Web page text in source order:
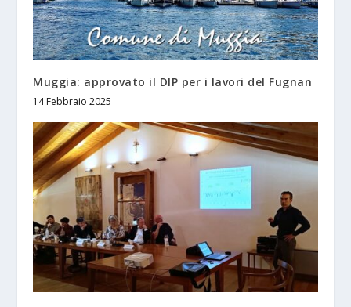
Muggia: approvato il DIP per i lavori del Fugnan
14 Febbraio 2025